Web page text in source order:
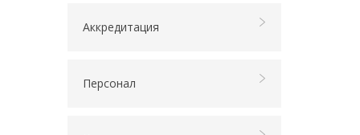
Аккредитация
Персонал